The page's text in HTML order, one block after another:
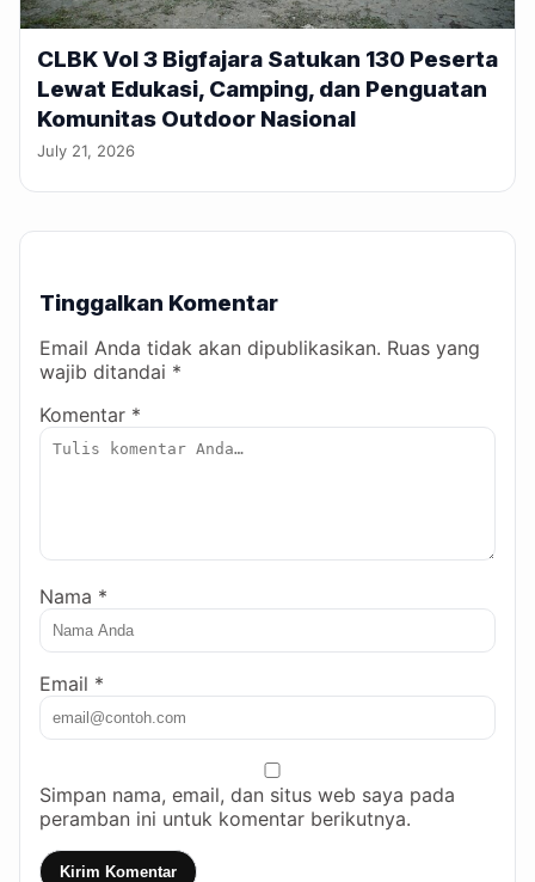
CLBK Vol 3 Bigfajara Satukan 130 Peserta
Lewat Edukasi, Camping, dan Penguatan
Komunitas Outdoor Nasional
July 21, 2026
Tinggalkan Komentar
Email Anda tidak akan dipublikasikan. Ruas yang
wajib ditandai *
Komentar *
Nama *
Email *
Simpan nama, email, dan situs web saya pada
peramban ini untuk komentar berikutnya.
Kirim Komentar